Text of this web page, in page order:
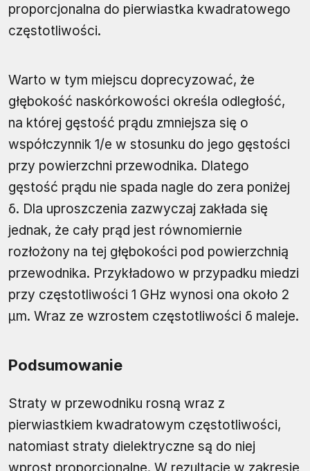
proporcjonalna do pierwiastka kwadratowego
częstotliwości.
Warto w tym miejscu doprecyzować, że
głębokość naskórkowości określa odległość,
na której gęstość prądu zmniejsza się o
współczynnik 1/e w stosunku do jego gęstości
przy powierzchni przewodnika. Dlatego
gęstość prądu nie spada nagle do zera poniżej
δ. Dla uproszczenia zazwyczaj zakłada się
jednak, że cały prąd jest równomiernie
rozłożony na tej głębokości pod powierzchnią
przewodnika. Przykładowo w przypadku miedzi
przy częstotliwości 1 GHz wynosi ona około 2
μm. Wraz ze wzrostem częstotliwości δ maleje.
Podsumowanie
Straty w przewodniku rosną wraz z
pierwiastkiem kwadratowym częstotliwości,
natomiast straty dielektryczne są do niej
wprost proporcjonalne. W rezultacie w zakresie